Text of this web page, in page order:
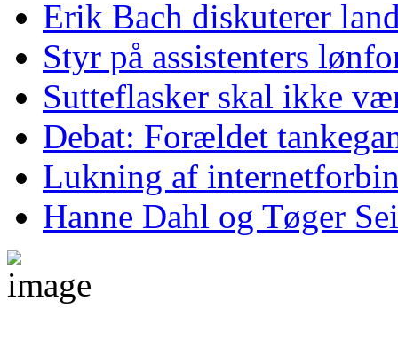
Erik Bach diskuterer
Styr på assistenters
Sutteflasker skal ikke
Debat: Forældet
Lukning af
Hanne Dahl og Tøger